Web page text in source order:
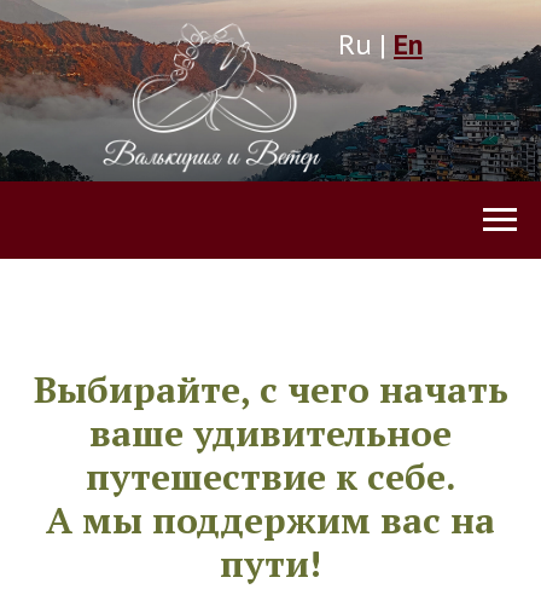
Ru | En
Выбирайте, с чего начать
ваше удивительное
путешествие к себе.
А мы поддержим вас на
пути!